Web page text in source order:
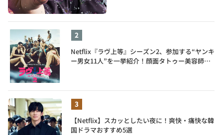
Netflix『ラヴ上等』シーズン2、参加する“ヤンキ
ー男女11人”を一挙紹介！顔面タトゥー美容師、
【Netflix】スカッとしたい夜に！爽快・痛快な韓
国ドラマおすすめ5選